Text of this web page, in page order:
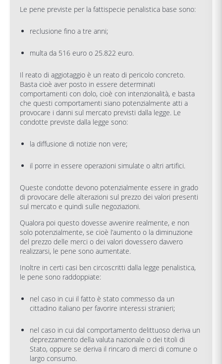
Le pene previste per la fattispecie penalistica base sono:
reclusione fino a tre anni;
multa da 516 euro o 25.822 euro.
Il reato di aggiotaggio è un reato di pericolo concreto.
Basta cioè aver posto in essere determinati
comportamenti con dolo, cioè con intenzionalità, e basta
che questi comportamenti siano potenzialmente atti a
provocare i danni sul mercato previsti dalla legge. Le
condotte previste dalla legge sono:
la diffusione di notizie non vere;
il porre in essere operazioni simulate o altri artifici.
Queste condotte devono potenzialmente essere in grado
di provocare delle alterazioni sul prezzo dei valori presenti
sul mercato e quindi sulle negoziazioni.
Qualora poi questo dovesse avvenire realmente, e non
solo potenzialmente, se cioè l’aumento o la diminuzione
del prezzo delle merci o dei valori dovessero davvero
realizzarsi, le pene sono aumentate.
Inoltre in certi casi ben circoscritti dalla legge penalistica,
le pene sono raddoppiate:
nel caso in cui il fatto è stato commesso da un
cittadino italiano per favorire interessi stranieri;
nel caso in cui dal comportamento delittuoso deriva un
deprezzamento della valuta nazionale o dei titoli di
Stato, oppure se deriva il rincaro di merci di comune o
largo consumo.